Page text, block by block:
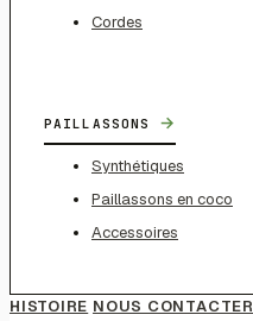
Cordes
PAILLASSONS →
Synthétiques
Paillassons en coco
Accessoires
HISTOIRE NOUS CONTACTER